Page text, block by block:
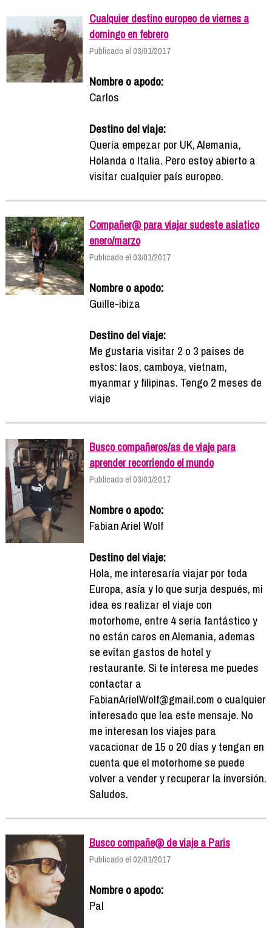
Cualquier destino europeo de viernes a
domingo en febrero
Publicado el 03/01/2017
Nombre o apodo:
Carlos
Destino del viaje:
Quería empezar por UK, Alemania,
Holanda o Italia. Pero estoy abierto a
visitar cualquier país europeo.
Compañer@ para viajar sudeste asiatico
enero/marzo
Publicado el 03/01/2017
Nombre o apodo:
Guille-ibiza
Destino del viaje:
Me gustaria visitar 2 o 3 paises de
estos: laos, camboya, vietnam,
myanmar y filipinas. Tengo 2 meses de
viaje
Busco compañeros/as de viaje para
aprender recorriendo el mundo
Publicado el 03/01/2017
Nombre o apodo:
Fabian Ariel Wolf
Destino del viaje:
Hola, me interesaría viajar por toda
Europa, asía y lo que surja después, mi
idea es realizar el viaje con
motorhome, entre 4 seria fantástico y
no están caros en Alemania, ademas
se evitan gastos de hotel y
restaurante. Si te interesa me puedes
contactar a
FabianArielWolf@gmail.com o cualquier
interesado que lea este mensaje. No
me interesan los viajes para
vacacionar de 15 o 20 días y tengan en
cuenta que el motorhome se puede
volver a vender y recuperar la inversión.
Saludos.
Busco compañe@ de viaje a Paris
Publicado el 02/01/2017
Nombre o apodo:
Pal